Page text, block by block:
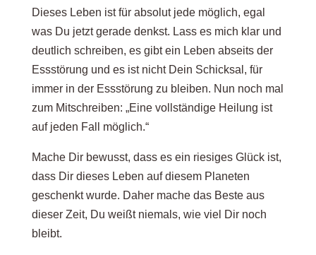
Dieses Leben ist für absolut jede möglich, egal
was Du jetzt gerade denkst. Lass es mich klar und
deutlich schreiben, es gibt ein Leben abseits der
Essstörung und es ist nicht Dein Schicksal, für
immer in der Essstörung zu bleiben. Nun noch mal
zum Mitschreiben: „Eine vollständige Heilung ist
auf jeden Fall möglich.“
Mache Dir bewusst, dass es ein riesiges Glück ist,
dass Dir dieses Leben auf diesem Planeten
geschenkt wurde. Daher mache das Beste aus
dieser Zeit, Du weißt niemals, wie viel Dir noch
bleibt.